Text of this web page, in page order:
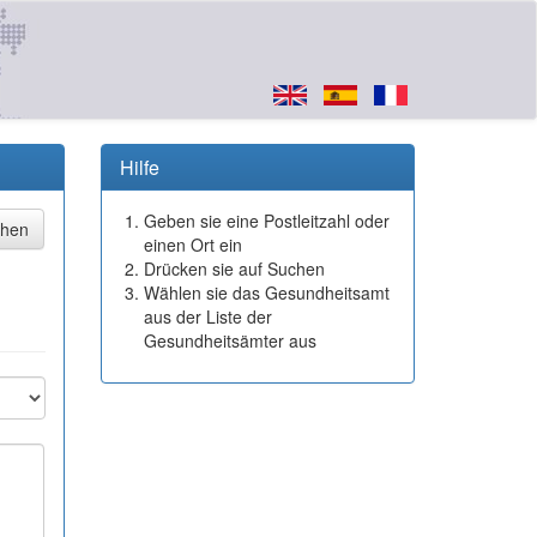
Hilfe
Geben sie eine Postleitzahl oder
einen Ort ein
Drücken sie auf Suchen
Wählen sie das Gesundheitsamt
aus der Liste der
Gesundheitsämter aus